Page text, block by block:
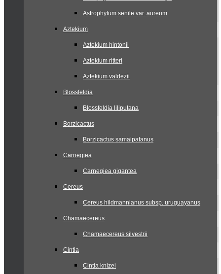
Astrophytum senile var. aureum
Aztekium
Aztekium hintonii
Aztekium ritteri
Aztekium valdezii
Blossfeldia
Blossfeldia liliputana
Borzicactus
Borzicactus samaipatanus
Carnegiea
Carnegiea gigantea
Cereus
Cereus hildmannianus subsp. uruguayanus
Chamaecereus
Chamaecereus silvestrii
Cintia
Cintia knizei